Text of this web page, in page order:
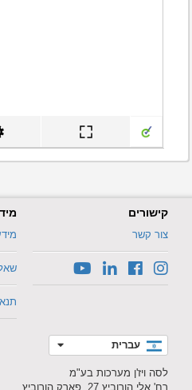
קישורים
צור קשר
עברית
לסה ויז'ן מערכות בע"מ
רח' אלי הורוביץ 27, פארק הורוביץ,